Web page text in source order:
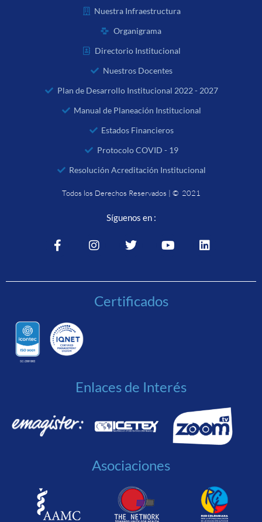
Nuestra Infraestructura
Organigrama
Directorio Institucional
Nuestros Docentes
Plan de Desarrollo Institucional 2022 - 2027
Manual de Planeación Institucional
Estados Financieros
Protocolo COVID - 19
Resolución Acreditación Institucional
Todos los Derechos Reservados | © 2021
Síguenos en :
Certificados
Enlaces de Interés
Asociaciones